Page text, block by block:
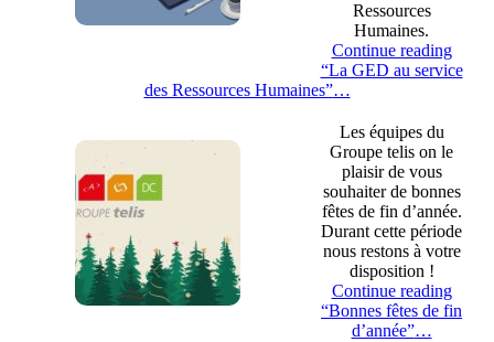
Ressources
Humaines.
Continue reading
“La GED au service
des Ressources Humaines”…
Les équipes du
Groupe telis on le
plaisir de vous
souhaiter de bonnes
fêtes de fin d’année.
Durant cette période
nous restons à votre
disposition !
Continue reading
“Bonnes fêtes de fin
d’année”…